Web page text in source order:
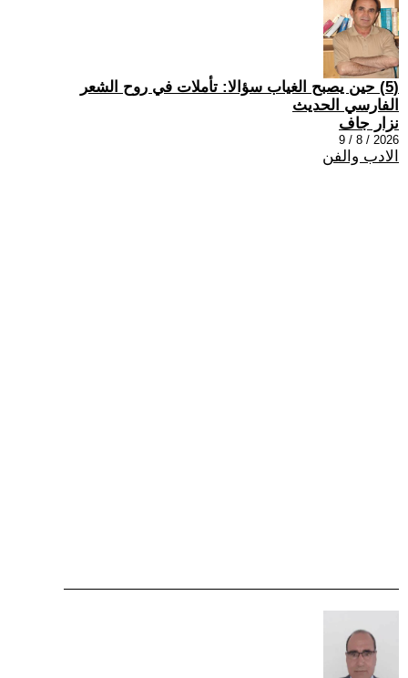
(5) حين يصبح الغياب سؤالا: تأملات في روح الشعر
الفارسي الحديث
نزار جاف
2026 / 8 / 9
الادب والفن